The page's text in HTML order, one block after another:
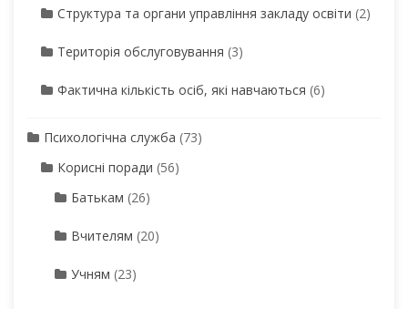
Структура та органи управління закладу освіти (2)
Територія обслуговування (3)
Фактична кількість осіб, які навчаються (6)
Психологічна служба (73)
Корисні поради (56)
Батькам (26)
Вчителям (20)
Учням (23)